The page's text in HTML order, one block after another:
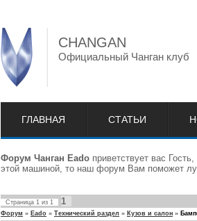
CHANGAN
Официальный Чанган клуб
ГЛАВНАЯ СТАТЬИ
Форум Чанган Eado приветствует вас
этой машиной, то наш форум Вам поможет
Страница 1 из 1 1
Форум » Eado » Технический раздел » Кузов и салон »